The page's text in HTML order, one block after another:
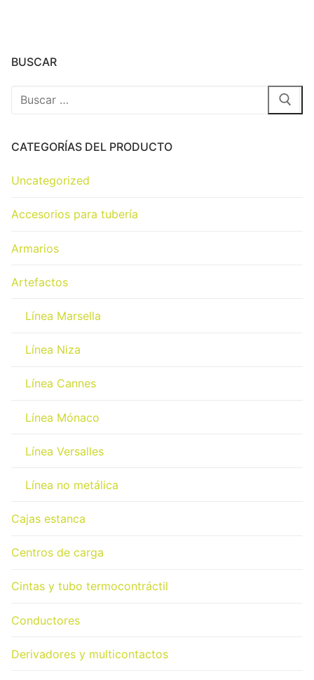
BUSCAR
CATEGORÍAS DEL PRODUCTO
Uncategorized
Accesorios para tubería
Armarios
Artefactos
Línea Marsella
Línea Niza
Línea Cannes
Línea Mónaco
Línea Versalles
Línea no metálica
Cajas estanca
Centros de carga
Cintas y tubo termocontráctil
Conductores
Derivadores y multicontactos